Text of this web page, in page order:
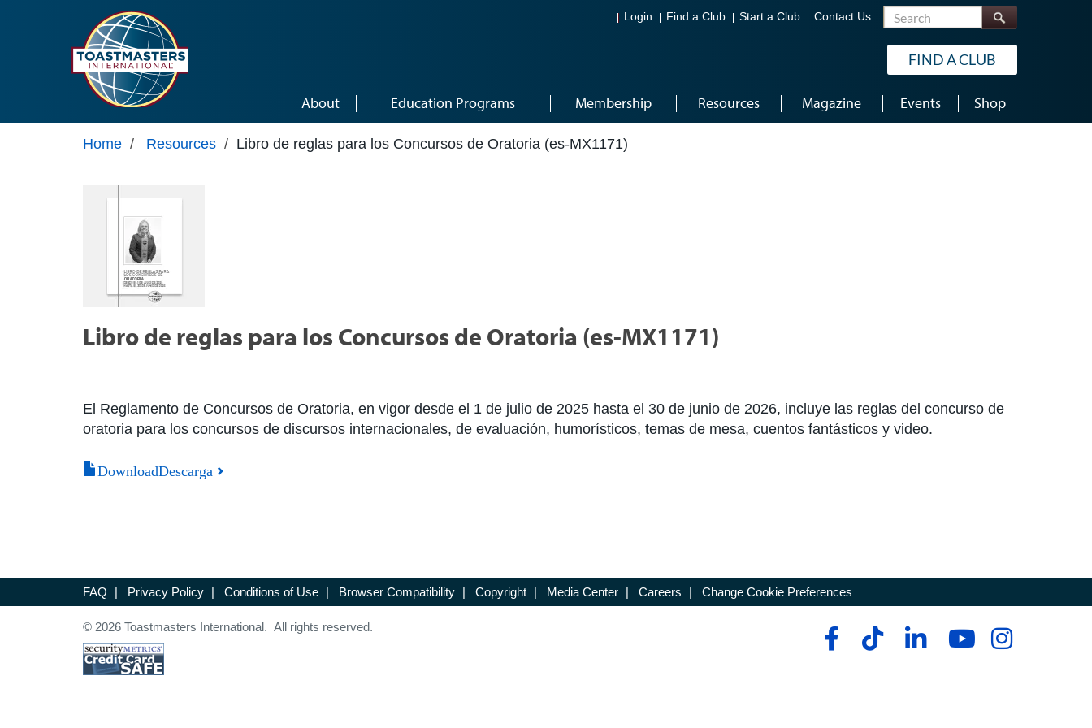
Login Find a Club Start a Club Contact Us Search
FIND A CLUB
About Education Programs Membership Resources Magazine Events Shop
Home / Resources / Libro de reglas para los Concursos de Oratoria (es-MX1171)
Libro de reglas para los Concursos de Oratoria (es-MX1171)
El Reglamento de Concursos de Oratoria, en vigor desde el 1 de julio de 2025 hasta el 30 de junio de 2026, incluye las reglas del concurso de
oratoria para los concursos de discursos internacionales, de evaluación, humorísticos, temas de mesa, cuentos fantásticos y video.
DownloadDescarga
FAQ | Privacy Policy | Conditions of Use | Browser Compatibility | Copyright | Media Center | Careers | Change Cookie Preferences
© 2026 Toastmasters International. All rights reserved.